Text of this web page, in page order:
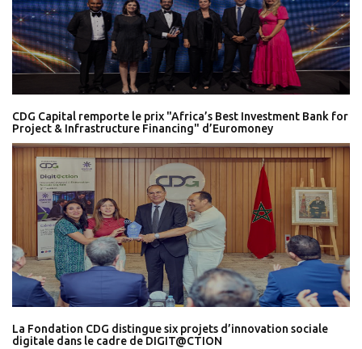
CDG Capital remporte le prix "Africa’s Best Investment Bank for
Project & Infrastructure Financing" d’Euromoney
La Fondation CDG distingue six projets d’innovation sociale
digitale dans le cadre de DIGIT@CTION